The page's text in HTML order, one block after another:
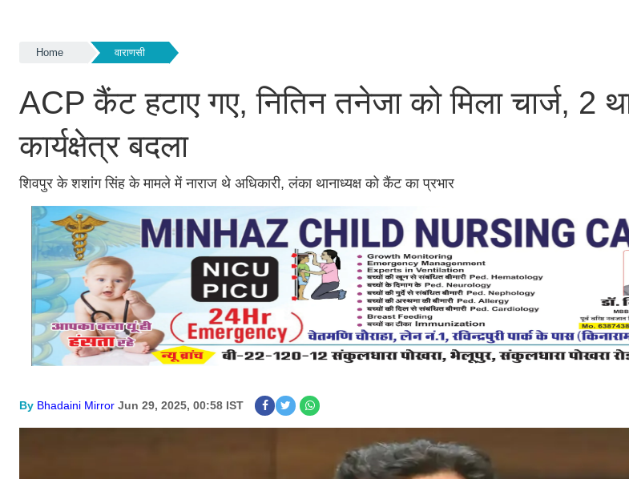
Home वाराणसी
ACP कैंट हटाए गए, नितिन तनेजा को मिला चार्ज, 2
कार्यक्षेत्र बदला
शिवपुर के शशांग सिंह के मामले में नाराज थे अधिकारी, लंका थानाध्यक्ष को कैंट का प्रभार
By Bhadaini Mirror Jun 29, 2025, 00:58 IST